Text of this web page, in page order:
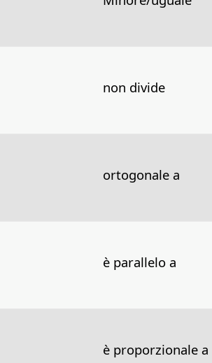
non divide
ortogonale a
è parallelo a
è proporzionale a